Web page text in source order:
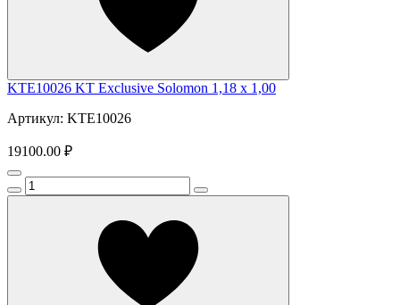
KTE10026 KT Exclusive Solomon 1,18 x 1,00
Артикул: KTE10026
19100.00 ₽